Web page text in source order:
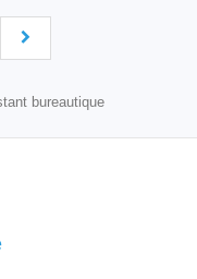
bureautique